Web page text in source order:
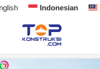
Indonesian